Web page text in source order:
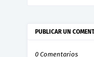
PUBLICAR UN
0 Comentarios